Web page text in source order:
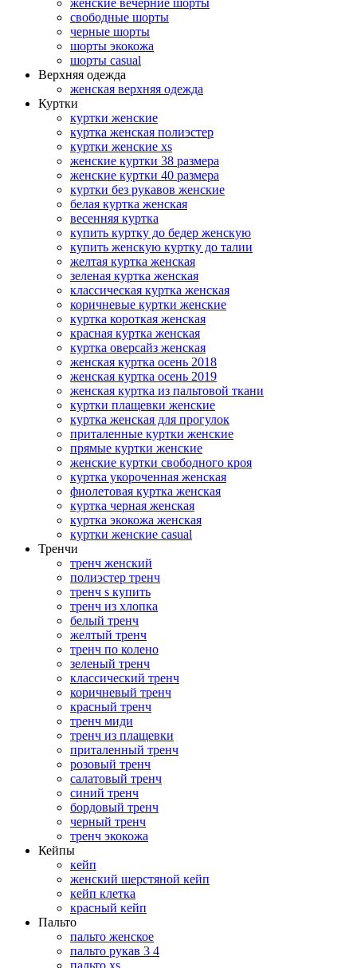
женские вечерние шорты
свободные шорты
черные шорты
шорты экокожа
шорты casual
Верхняя одежда
женская верхняя одежда
Куртки
куртки женские
куртка женская полиэстер
куртки женские xs
женские куртки 38 размера
женские куртки 40 размера
куртки без рукавов женские
белая куртка женская
весенняя куртка
купить куртку до бедер женскую
купить женскую куртку до талии
желтая куртка женская
зеленая куртка женская
классическая куртка женская
коричневые куртки женские
куртка короткая женская
красная куртка женская
куртка оверсайз женская
женская куртка осень 2018
женская куртка осень 2019
женская куртка из пальтовой ткани
куртки плащевки женские
куртка женская для прогулок
приталенные куртки женские
прямые куртки женские
женские куртки свободного кроя
куртка укороченная женская
фиолетовая куртка женская
куртка черная женская
куртка экокожа женская
куртки женские casual
Тренчи
тренч женский
полиэстер тренч
тренч s купить
тренч из хлопка
белый тренч
желтый тренч
тренч по колено
зеленый тренч
классический тренч
коричневый тренч
красный тренч
тренч миди
тренч из плащевки
приталенный тренч
розовый тренч
салатовый тренч
синий тренч
бордовый тренч
черный тренч
тренч экокожа
Кейпы
кейп
женский шерстяной кейп
кейп клетка
красный кейп
Пальто
пальто женское
пальто рукав 3 4